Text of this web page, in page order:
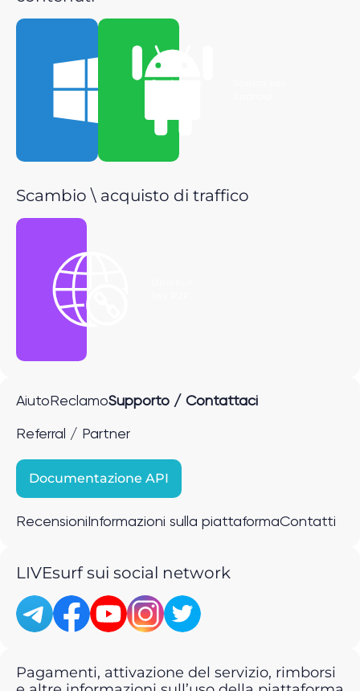
Scarica per
Scambio \ acquisto di traffico
Aiuto ReclamoSupporto / Contattaci
Referral / Partner
Documentazione API
Recensioni Informazioni sulla piattaformaContatti
LIVEsurf sui social network
Pagamenti, attivazione del servizio, rimborsi